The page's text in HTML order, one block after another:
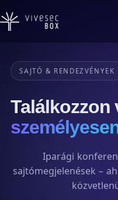
SAJTÓ & RENDEZVÉNYEK
Találkozzon
Iparági
sajtómegjelenések –